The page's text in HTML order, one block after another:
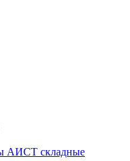
АИСТ складные